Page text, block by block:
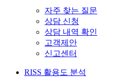
자주 찾는 질문
상담 신청
상담 내역 확인
고객제안
신고센터
RISS 활용도 분석